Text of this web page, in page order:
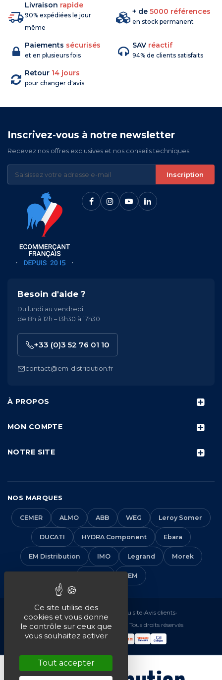
Livraison rapide
90% expédiées le jour
même
+ de 5000 références
en stock permanent
Paiements sécurisés
et en plusieurs fois
SAV réactif
94% de clients satisfaits
Retour 14 jours
pour changer d'avis
Inscrivez-vous à notre newsletter
Recevez nos offres exclusives et nos conseils techniques
Inscription
À PROPOS
MON COMPTE
NOTRE SITE
Besoin d'aide ?
Du lundi au vendredi
de 8h à 12h – 13h30 à 17h30
+33 (0)3 52 76 01 10
contact@em-distribution.fr
NOS MARQUES
CEMER ALMO ABB WEG Leroy Somer
DUCATI HYDRA Component Ebara
EM Distribution IMO Legrand Morek
VEM
Mentions légales•CGV Plan du site•Avis clients•
© 2016-2026 EM Distribution - Tous droits réservés
Ce site utilise des
cookies et vous donne
le contrôle sur ceux que
vous souhaitez activer
Tout accepter